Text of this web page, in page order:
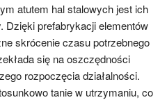
atutem hal stalowych jest ich
Dzięki prefabrykacji elementów
skrócenie czasu potrzebnego
się na oszczędności
rozpoczęcia działalności.
tanie w utrzymaniu, co